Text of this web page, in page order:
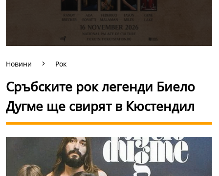
Новини Рок
Сръбските рок легенди Биело
Дугме ще свирят в Кюстендил